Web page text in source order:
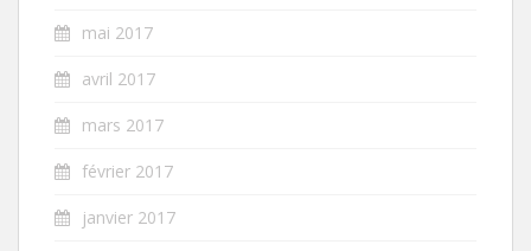
mai 2017
avril 2017
mars 2017
février 2017
janvier 2017